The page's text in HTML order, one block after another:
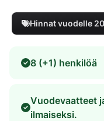
Hinnat vuodelle
8 (+1) henkilöä
Vuodevaatteet
ilmaiseksi.